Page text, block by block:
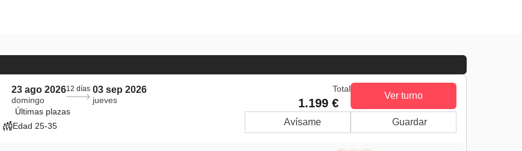
23 ago 2026
domingo
12 días 03 sep 2026
jueves
Últimas plazas
Edad 25-35
Total
1.199 €
Ver turno
Avísame Guardar